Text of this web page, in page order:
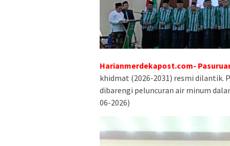
Harianmerdekapost.com-
khidmat (2026-2031) resmi dilantik.
dibarengi peluncuran air minum
06-2026)